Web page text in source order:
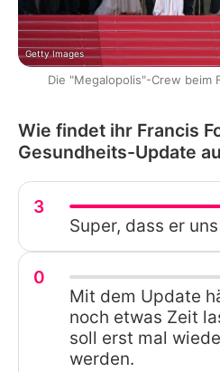
Getty Images
Die "Megalopolis"-Crew beim
Wie findet ihr Francis
Gesundheits-Update
3
Super, dass er
0
Mit dem Update
noch etwas Zeit
soll erst mal
werden.